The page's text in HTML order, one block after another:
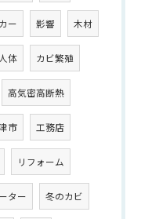
ー 影響 木材
人体 カビ繁殖
高気密高断熱
市 工務店
リフォーム
ター 冬のカビ